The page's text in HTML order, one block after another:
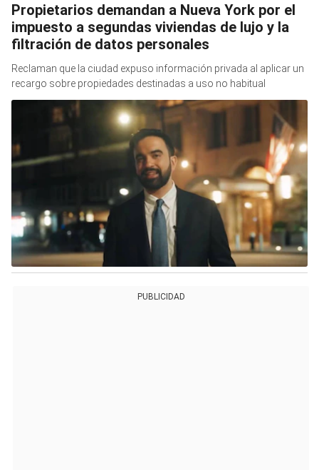
Propietarios demandan a Nueva York por el
impuesto a segundas viviendas de lujo y la
filtración de datos personales
Reclaman que la ciudad expuso información privada al aplicar un
recargo sobre propiedades destinadas a uso no habitual
PUBLICIDAD